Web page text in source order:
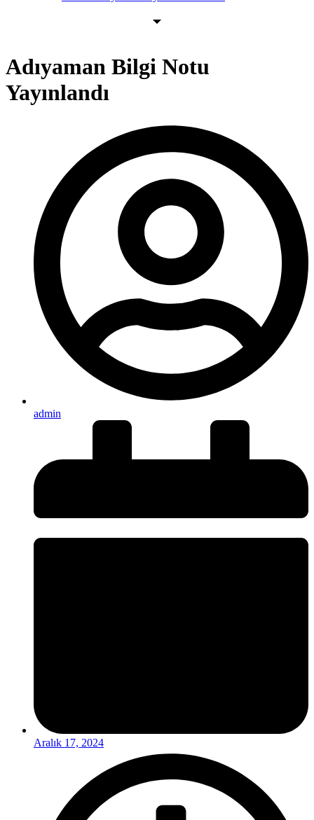
Adıyaman Bilgi Notu
Yayınlandı
admin
Aralık 17, 2024